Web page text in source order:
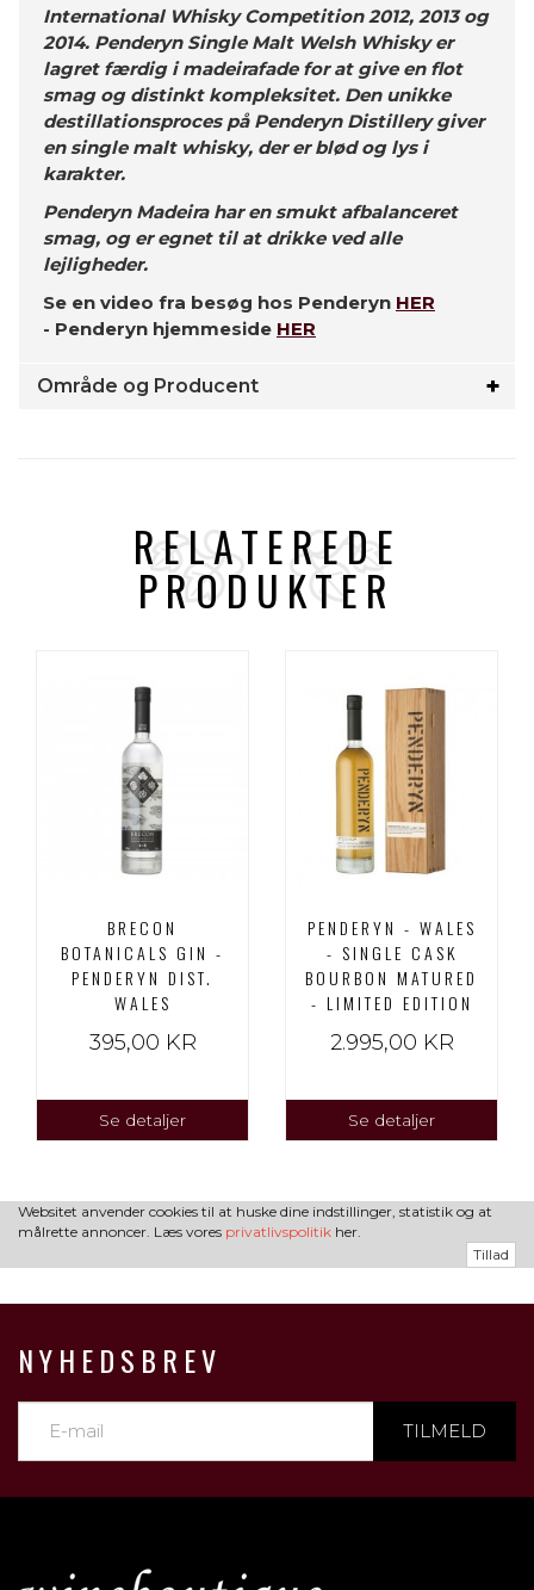
International Whisky Competition 2012, 2013 og
2014. Penderyn Single Malt Welsh Whisky er
lagret færdig i madeirafade for at give en flot
smag og distinkt kompleksitet. Den unikke
destillationsproces på Penderyn Distillery giver
en single malt whisky, der er blød og lys i
karakter.
Penderyn Madeira har en smukt afbalanceret
smag, og er egnet til at drikke ved alle
lejligheder.
Se en video fra besøg hos Penderyn HER
- Penderyn hjemmeside HER
Område og Producent
RELATEREDE
PRODUKTER
BRECON
BOTANICALS GIN -
PENDERYN DIST.
WALES
395,00 KR
Se detaljer
PENDERYN - WALES
- SINGLE CASK
BOURBON MATURED
- LIMITED EDITION
2.995,00 KR
Se detaljer
Websitet anvender cookies til at huske dine indstillinger, statistik og at
målrette annoncer. Læs vores privatlivspolitik her.
Tillad
NYHEDSBREV
TILMELD